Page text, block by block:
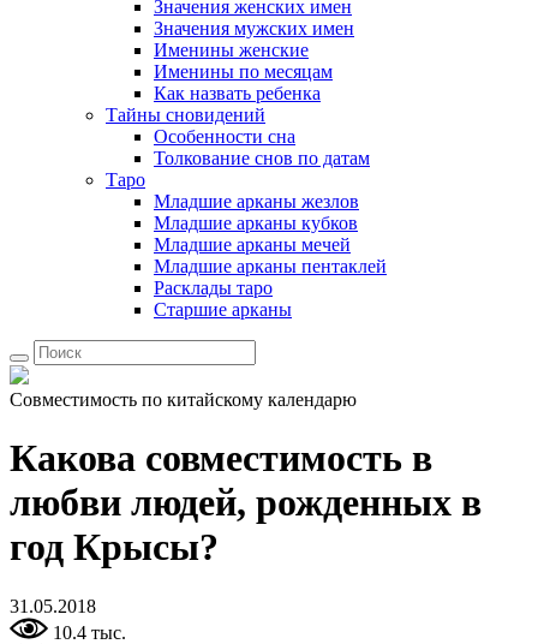
Значения женских имен
Значения мужских имен
Именины женские
Именины по месяцам
Как назвать ребенка
Тайны сновидений
Особенности сна
Толкование снов по датам
Таро
Младшие арканы жезлов
Младшие арканы кубков
Младшие арканы мечей
Младшие арканы пентаклей
Расклады таро
Старшие арканы
Совместимость по китайскому календарю
Какова совместимость в
любви людей, рожденных в
год Крысы?
31.05.2018
10.4 тыс.